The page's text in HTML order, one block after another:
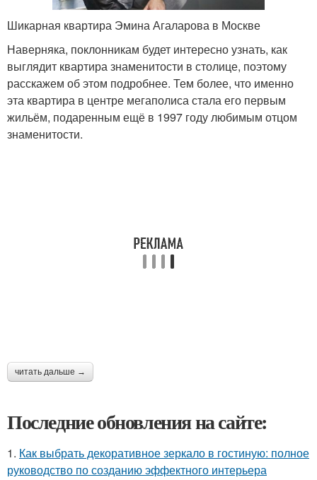
Шикарная квартира Эмина Агаларова в Москве
Наверняка, поклонникам будет интересно узнать, как
выглядит квартира знаменитости в столице, поэтому
расскажем об этом подробнее. Тем более, что именно
эта квартира в центре мегаполиса стала его первым
жильём, подаренным ещё в 1997 году любимым отцом
знаменитости.
читать дальше →
Последние обновления на сайте:
1. Как выбрать декоративное зеркало в гостиную: полное
руководство по созданию эффектного интерьера